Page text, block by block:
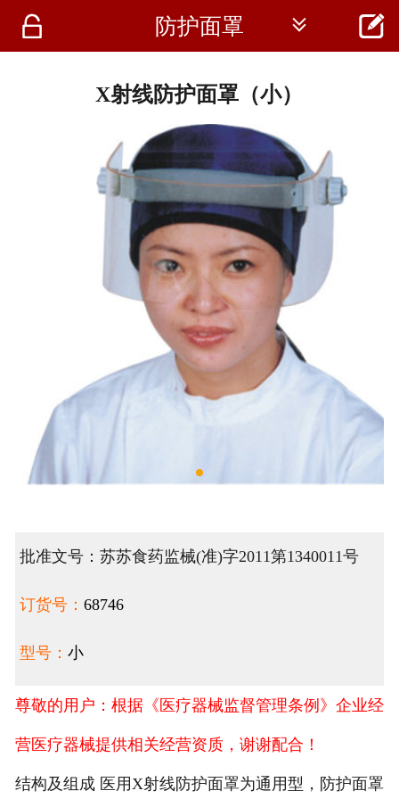
 首页
医疗资讯
 防护面罩  
X射线防护面罩（小）
批准文号：苏苏食药监械(准)字2011第1340011号
订货号： 68746
型号： 小
尊敬的用户：根据《医疗器械监督管理条例》企业经
营医疗器械提供相关经营资质，谢谢配合！
结构及组成 医用X射线防护面罩为通用型，防护面罩